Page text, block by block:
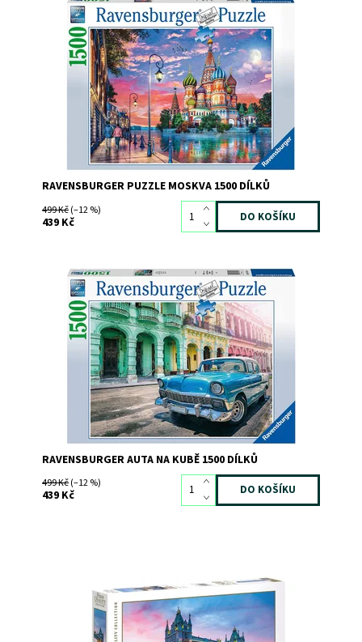
Dostupnost: Skladem1
8461
Značka:
RAVENSBURGER
RAVENSBURGER PUZZLE MOSKVA 1500 DÍLKŮ
499 Kč(–12 %)
439 Kč
Dostupnost: Skladem2
8803
Značka:
RAVENSBURGER
RAVENSBURGER AUTA NA KUBĚ 1500 DÍLKŮ
499 Kč(–12 %)
439 Kč
Dostupnost: Skladem2
9070
CLEMENTONI